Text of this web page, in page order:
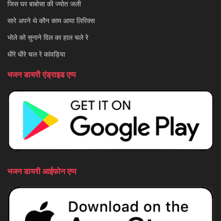
जिस घर बाबोसा की ज्योत जली
सारे अपने थे कौन काम आया लिरिक्स
भोले को सुनाने दिल का हाल चले रे
धीरे धीरे चल रे कांवड़िया
भजन डायरी एंड्राइड एप्प
भजन डायरी आईफोन एप्प